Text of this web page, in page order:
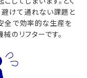
避けて通れない課題と
全で効率的な生産を
のリフターです。